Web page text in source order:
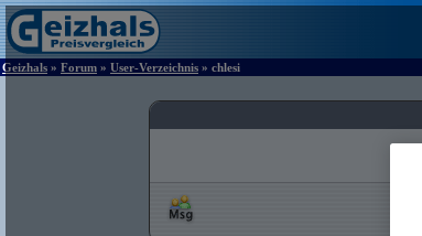
Geizhals » Forum » User-Verzeichnis » chlesi